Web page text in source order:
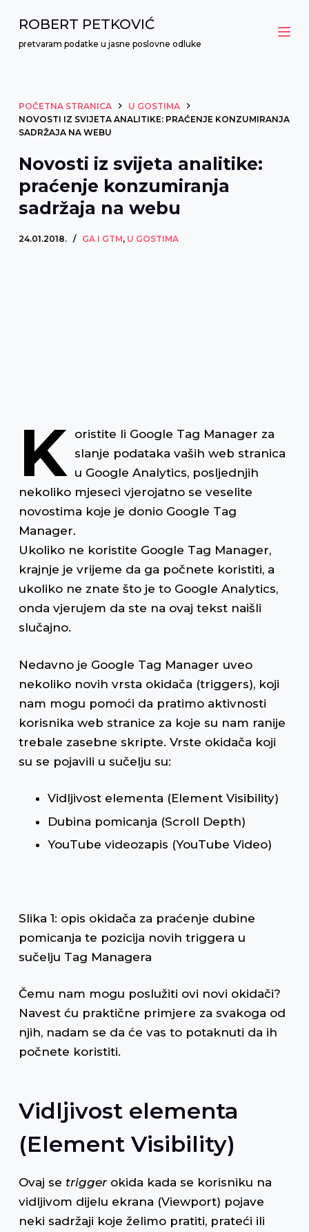
P
o
č
n
s
ROBERT PETKOVIĆ
pretvaram podatke u jasne poslovne odluke
POČETNA STRANICA
U GOSTIMA
NOVOSTI IZ SVIJETA ANALITIKE: PRAĆENJE KONZUMIRANJA
SADRŽAJA NA WEBU
Novosti iz svijeta analitike:
praćenje konzumiranja
sadržaja na webu
24.01.2018. GA I GTM, U GOSTIMA
K
oristite li Google Tag Manager za
slanje podataka vaših web stranica
u Google Analytics, posljednjih
nekoliko mjeseci vjerojatno se veselite
novostima koje je donio Google Tag
Manager.
Ukoliko ne koristite Google Tag Manager,
krajnje je vrijeme da ga počnete koristiti, a
ukoliko ne znate što je to Google Analytics,
onda vjerujem da ste na ovaj tekst naišli
slučajno.
Nedavno je Google Tag Manager uveo
nekoliko novih vrsta okidača (triggers), koji
nam mogu pomoći da pratimo aktivnosti
korisnika web stranice za koje su nam ranije
trebale zasebne skripte. Vrste okidača koji
su se pojavili u sučelju su:
Vidljivost elementa (Element Visibility)
Dubina pomicanja (Scroll Depth)
YouTube videozapis (YouTube Video)
Slika 1: opis okidača za praćenje dubine
pomicanja te pozicija novih triggera u
sučelju Tag Managera
Čemu nam mogu poslužiti ovi novi okidači?
Navest ću praktične primjere za svakoga od
njih, nadam se da će vas to potaknuti da ih
počnete koristiti.
Vidljivost elementa
(Element Visibility)
Ovaj se trigger okida kada se korisniku na
vidljivom dijelu ekrana (Viewport) pojave
neki sadržaji koje želimo pratiti, prateći ili